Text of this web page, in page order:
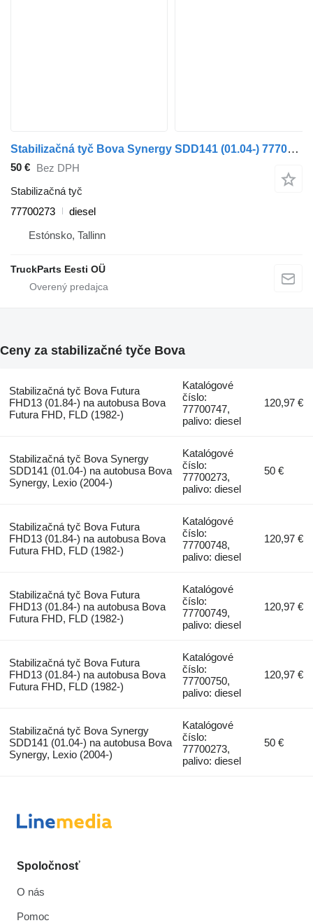
Stabilizačná tyč Bova Synergy SDD141 (01.04-) 77700273 na autobusa Bova Synergy, Lexio (2004-)
50 €
Bez DPH
Stabilizačná tyč
77700273
diesel
Estónsko, Tallinn
TruckParts Eesti OÜ
Ceny za stabilizačné tyče Bova
Stabilizačná tyč Bova Futura
FHD13 (01.84-) na autobusa Bova
Futura FHD, FLD (1982-)
Katalógové
číslo:
77700747,
palivo: diesel
120,97 €
Stabilizačná tyč Bova Synergy
SDD141 (01.04-) na autobusa Bova
Synergy, Lexio (2004-)
Katalógové
číslo:
77700273,
palivo: diesel
50 €
Stabilizačná tyč Bova Futura
FHD13 (01.84-) na autobusa Bova
Futura FHD, FLD (1982-)
Katalógové
číslo:
77700748,
palivo: diesel
120,97 €
Stabilizačná tyč Bova Futura
FHD13 (01.84-) na autobusa Bova
Futura FHD, FLD (1982-)
Katalógové
číslo:
77700749,
palivo: diesel
120,97 €
Stabilizačná tyč Bova Futura
FHD13 (01.84-) na autobusa Bova
Futura FHD, FLD (1982-)
Katalógové
číslo:
77700750,
palivo: diesel
120,97 €
Stabilizačná tyč Bova Synergy
SDD141 (01.04-) na autobusa Bova
Synergy, Lexio (2004-)
Katalógové
číslo:
77700273,
palivo: diesel
50 €
Spoločnosť
O nás
Pomoc